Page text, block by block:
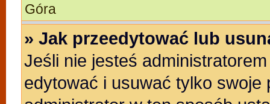
Góra
» Jak przeedytować lub
Jeśli nie jesteś
edytować i usuwać tylko swoje